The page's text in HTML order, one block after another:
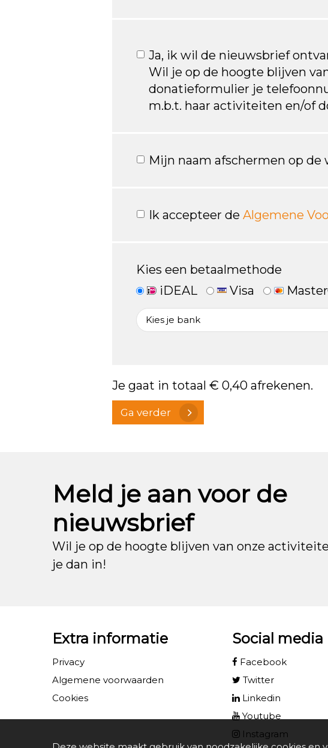
Ja, ik wil de nieuwsbrief
Wil je op de hoogte blijven
donatieformulier je
m.b.t. haar activiteiten en/of
Mijn naam afschermen op de
Ik accepteer de Algemene
Kies een betaalmethode
iDEAL
Visa
Je gaat in totaal € 0,40 afrekenen.
Ga verder
Meld je aan voor de
nieuwsbrief
Wil je op de hoogte blijven van onze
je dan in!
Extra informatie
Privacy
Algemene voorwaarden
Cookies
Social media
Facebook
Twitter
Linkedin
Youtube
Instagram